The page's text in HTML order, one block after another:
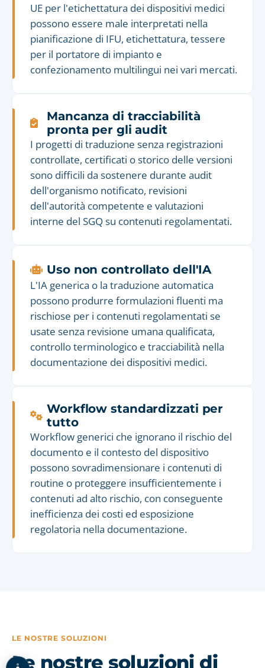
UE per l'etichettatura dei dispositivi medici
possono essere male interpretati nella
pianificazione di IFU, etichettatura, tessere
per il portatore di impianto e
confezionamento multilingui nei vari mercati.
Mancanza di tracciabilità
pronta per gli audit
I progetti di traduzione senza registrazioni
controllate, certificati o storico delle versioni
sono difficili da sostenere durante audit
dell'organismo notificato, revisioni
dell'autorità competente e valutazioni
interne del SGQ su contenuti regolamentati.
Uso non controllato dell'IA
L'IA generica o la traduzione automatica
possono produrre formulazioni fluenti ma
rischiose per i contenuti regolamentati se
usate senza revisione umana qualificata,
controllo terminologico e tracciabilità nella
documentazione dei dispositivi medici.
Workflow standardizzati per
tutto
Workflow generici che ignorano il rischio del
documento e il contesto del dispositivo
possono sovradimensionare i contenuti di
routine o proteggere insufficientemente i
contenuti ad alto rischio, con conseguente
inefficienza dei costi ed esposizione
regolatoria nella documentazione.
LE NOSTRE SOLUZIONI
Le nostre soluzioni di